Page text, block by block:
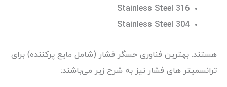
Stainless Steel 316
Stainless Steel 304
هستند. بهترین فناوری حسگر فشار (شامل مایع پرکننده) برای
ترانسمیتر های فشار نیز به شرح زیر می‌باشند: